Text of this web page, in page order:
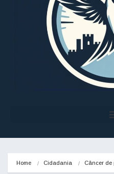
Home Cidadania Câncer de